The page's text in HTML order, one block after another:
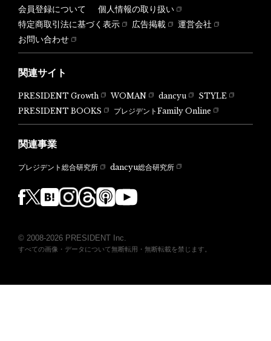
会員登録について
個人情報の取り扱い
特定商取引法に基づく表示
広告掲載
運営会社
お問い合わせ
関連サイト
PRESIDENT Growth WOMAN dancyu
STYLE
PRESIDENT BOOKS
プレジデントFamily Online
関連事業
プレジデント総合研究所 dancyu総合研究所
© 2008-2026 PRESIDENT Inc.
すべての画像・データについて無断転用・無断転載を禁じます。